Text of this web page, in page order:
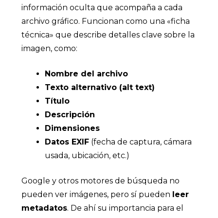
información oculta que acompaña a cada
archivo gráfico. Funcionan como una «ficha
técnica» que describe detalles clave sobre la
imagen, como:
Nombre del archivo
Texto alternativo (alt text)
Título
Descripción
Dimensiones
Datos EXIF (fecha de captura, cámara
usada, ubicación, etc.)
Google y otros motores de búsqueda no
pueden ver imágenes, pero sí pueden leer
metadatos. De ahí su importancia para el